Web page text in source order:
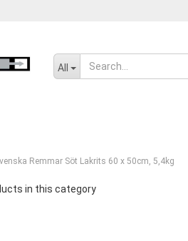
All
Remmar Söt Lakrits 60 x 50cm, 5,4kg
in this category